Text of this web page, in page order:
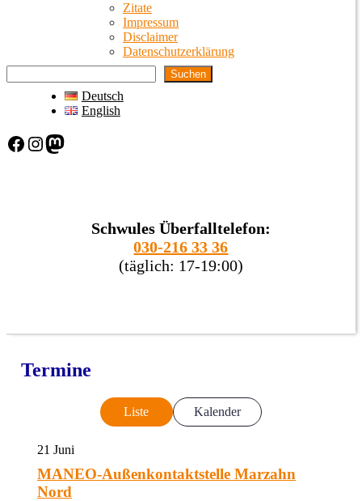
Zitate
Impressum
Disclaimer
Datenschutzerklärung
Suchen
Deutsch
English
Facebook Instagram Mastodon
Schwules Überfalltelefon:
030-216 33 36
(täglich: 17-19:00)
Termine
Liste Kalender
21 Juni
MANEO-Außenkontaktstelle Marzahn
Nord